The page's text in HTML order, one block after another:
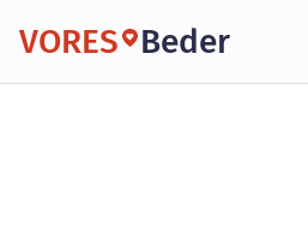
VORES Beder